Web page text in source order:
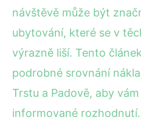
návštěvě může být
ubytování, které se v
výrazně liší. Tento
podrobné srovnání
Trstu a Padově, aby
informované rozhodnutí.